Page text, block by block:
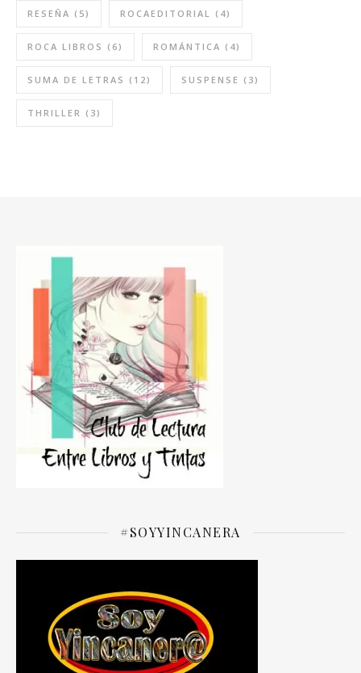
RESEÑA (5) ROCAEDITORIAL (4)
ROCA LIBROS (6) ROMÁNTICA (4)
SUMA DE LETRAS (12) SUSPENSE (3)
THRILLER (3)
#SOYYINCANERA